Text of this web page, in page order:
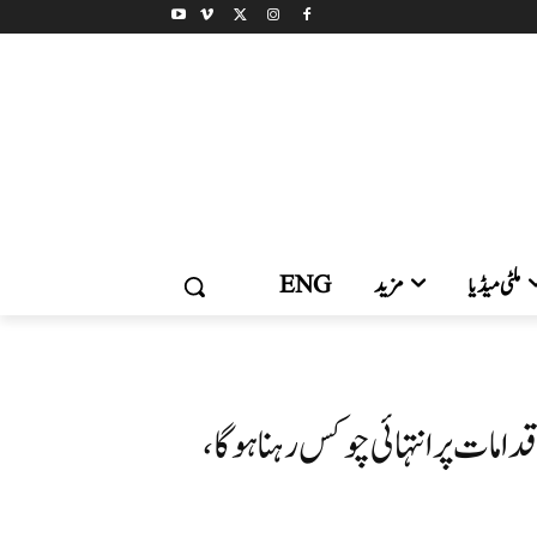
ملٹی میڈیا مزید ENG
پرانتہائی چوکس رہنا ہوگا،